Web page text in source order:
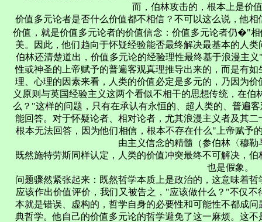
而，伯林攻击的，根本上是价
价值多元论者是否什么价值都不相信？不可以这么说，他
价值，就是价值多元论者的价值信念：价值多元论者仍�"
美。因此，他们趋向于怀疑经验能否最终解决最基本的人
伯林还清楚道出，价值多元论的经验理性最终基于浪漫主
性或神圣的上帝赋予的普遍客观真理推导出来的，而是有
理、心理的因素来看，人类的价值必定是多元的，乃因为
义原则与英国经验主义这两个看似不相干的思想传统，在
么？"这样的问题，只有在承认有永恒的、超人类的、普遍
能回答。对于怀疑论者、相对论者，尤其浪漫主义者及其
根本无法回答，因为他们相信，根本不存在什么"上帝赋予
由主义信念的精髓（参伯林〈穆
既然施特劳斯同样认定，人类的价值冲突最终不可解决，
也是假象。
问题骤然紧张起来：既然哲学本质上是政治的，这意味着
应该作出价值评价，我们又被告之，"应该做什么？"不仅
本就是错误、虚构的，哲学自身的必要性和可能性不都成
典哲学。他自己的价值多元论的哲学避免了这一麻烦。这